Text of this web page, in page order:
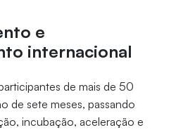
e
internacional
de mais de 50
de sete meses, passando
incubação, aceleração e